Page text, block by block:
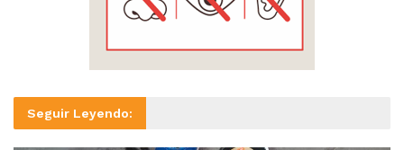
Seguir Leyendo: